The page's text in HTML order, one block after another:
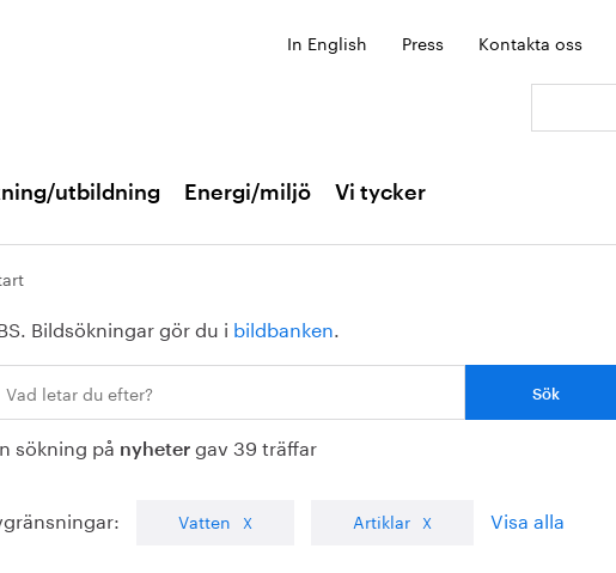
In English Press Kontakta oss
utbildning Energi/miljö Vi tycker
Bildsökningar gör du i bildbanken.
sökning på nyheter gav 39 träffar
Vatten Artiklar Visa alla